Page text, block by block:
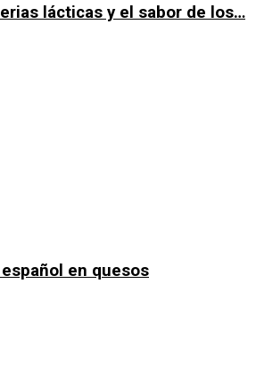
lácticas y el sabor de los…
en quesos